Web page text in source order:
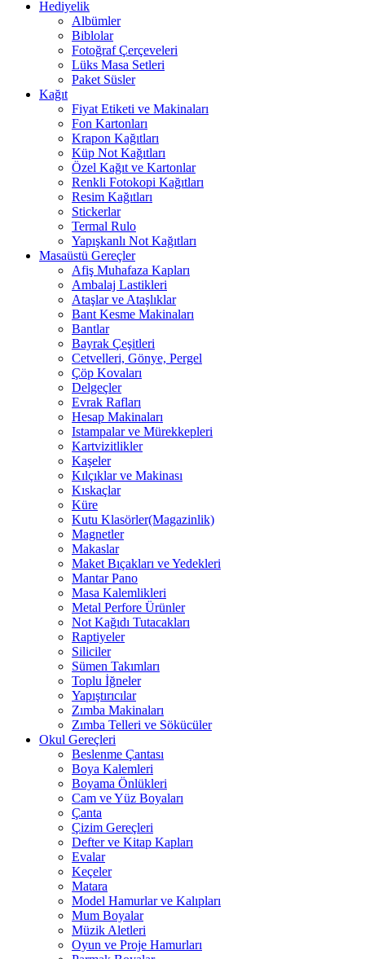
Hediyelik
Albümler
Biblolar
Fotoğraf Çerçeveleri
Lüks Masa Setleri
Paket Süsler
Kağıt
Fiyat Etiketi ve Makinaları
Fon Kartonları
Krapon Kağıtları
Küp Not Kağıtları
Özel Kağıt ve Kartonlar
Renkli Fotokopi Kağıtları
Resim Kağıtları
Stickerlar
Termal Rulo
Yapışkanlı Not Kağıtları
Masaüstü Gereçler
Afiş Muhafaza Kapları
Ambalaj Lastikleri
Ataşlar ve Ataşlıklar
Bant Kesme Makinaları
Bantlar
Bayrak Çeşitleri
Cetvelleri, Gönye, Pergel
Çöp Kovaları
Delgeçler
Evrak Rafları
Hesap Makinaları
Istampalar ve Mürekkepleri
Kartvizitlikler
Kaşeler
Kılçıklar ve Makinası
Kıskaçlar
Küre
Kutu Klasörler(Magazinlik)
Magnetler
Makaslar
Maket Bıçakları ve Yedekleri
Mantar Pano
Masa Kalemlikleri
Metal Perfore Ürünler
Not Kağıdı Tutacakları
Raptiyeler
Siliciler
Sümen Takımları
Toplu İğneler
Yapıştırıcılar
Zımba Makinaları
Zımba Telleri ve Sökücüler
Okul Gereçleri
Beslenme Çantası
Boya Kalemleri
Boyama Önlükleri
Cam ve Yüz Boyaları
Çanta
Çizim Gereçleri
Defter ve Kitap Kapları
Evalar
Keçeler
Matara
Model Hamurlar ve Kalıpları
Mum Boyalar
Müzik Aletleri
Oyun ve Proje Hamurları